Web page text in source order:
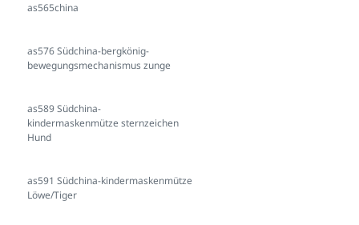
as565china
as576 Südchina-bergkönig-
bewegungsmechanismus zunge
as589 Südchina-
kindermaskenmütze sternzeichen
Hund
as591 Südchina-kindermaskenmütze
Löwe/Tiger